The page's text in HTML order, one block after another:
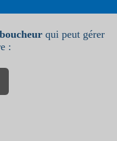
qui peut gérer
: